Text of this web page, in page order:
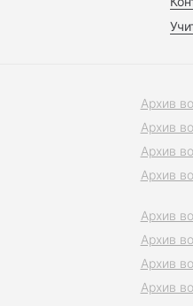
Архив
Архив
Архив
Архив
Архив
Архив
Архив
Архив